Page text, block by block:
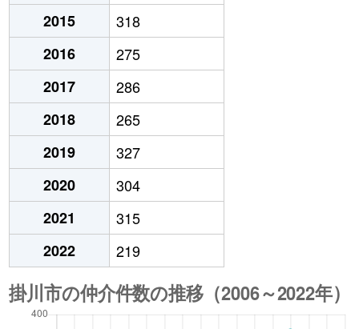
2015
318
2016
275
2017
286
2018
265
2019
327
2020
304
2021
315
2022
219